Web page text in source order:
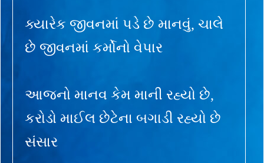
ક્યારેક જીવનમાં પડે છે માનવું, ચાલે
છે જીવનમાં કર્મોનો વેપાર
આજનો માનવ કેમ માની રહ્યો છે,
કરોડો માઈલ છેટેના બગાડી રહ્યો છે
સંસાર